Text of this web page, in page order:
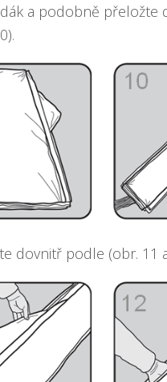
a podobně přeložte
dovnitř podle (obr. 11